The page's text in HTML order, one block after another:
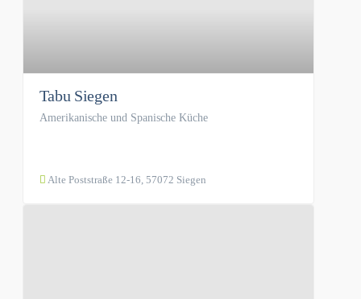
Tabu Siegen
Amerikanische und Spanische Küche
Alte Poststraße 12-16, 57072 Siegen